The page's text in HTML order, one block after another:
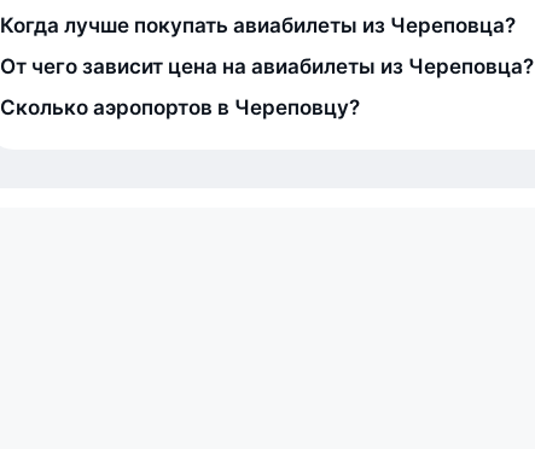
Когда лучше покупать авиабилеты из Череповца?
От чего зависит цена на авиабилеты из Череповца?
Сколько аэропортов в Череповцу?